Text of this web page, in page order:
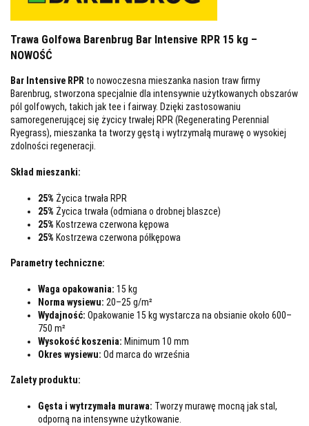
Trawa Golfowa Barenbrug Bar Intensive RPR 15 kg –
NOWOŚĆ
Bar Intensive RPR to nowoczesna mieszanka nasion traw firmy
Barenbrug, stworzona specjalnie dla intensywnie użytkowanych obszarów
pól golfowych, takich jak tee i fairway. Dzięki zastosowaniu
samoregenerującej się życicy trwałej RPR (Regenerating Perennial
Ryegrass), mieszanka ta tworzy gęstą i wytrzymałą murawę o wysokiej
zdolności regeneracji.
Skład mieszanki:
25% Życica trwała RPR
25% Życica trwała (odmiana o drobnej blaszce)
25% Kostrzewa czerwona kępowa
25% Kostrzewa czerwona półkępowa
Parametry techniczne:
Waga opakowania: 15 kg
Norma wysiewu: 20–25 g/m²
Wydajność: Opakowanie 15 kg wystarcza na obsianie około 600–
750 m²
Wysokość koszenia: Minimum 10 mm
Okres wysiewu: Od marca do września
Zalety produktu:
Gęsta i wytrzymała murawa: Tworzy murawę mocną jak stal,
odporną na intensywne użytkowanie.